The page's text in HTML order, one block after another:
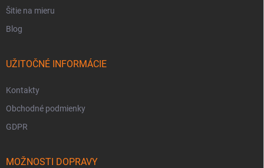
Šitie na mieru
Blog
UŽITOČNÉ INFORMÁCIE
Kontakty
Obchodné podmienky
GDPR
MOŽNOSTI DOPRAVY